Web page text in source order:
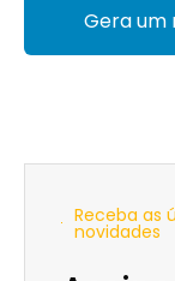
Gera um
Receba as
novidades